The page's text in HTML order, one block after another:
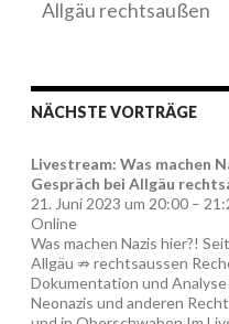
Allgäu rechtsaußen
NÄCHSTE VORTRÄGE
Livestream: Was machen
Gespräch bei Allgäu
21. Juni 2023 um 20:00 –
Online
Was machen Nazis hier?!
Allgäu ⇏ rechtsaussen
Dokumentation und
Neonazis und anderen